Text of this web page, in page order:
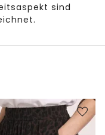
sind